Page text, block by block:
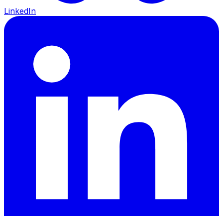
LinkedIn